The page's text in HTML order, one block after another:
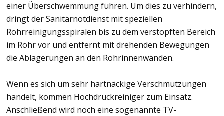
einer Überschwemmung führen. Um dies zu verhindern,
dringt der Sanitärnotdienst mit speziellen
Rohrreinigungsspiralen bis zu dem verstopften Bereich
im Rohr vor und entfernt mit drehenden Bewegungen
die Ablagerungen an den Rohrinnenwänden.
Wenn es sich um sehr hartnäckige Verschmutzungen
handelt, kommen Hochdruckreiniger zum Einsatz.
Anschließend wird noch eine sogenannte TV-